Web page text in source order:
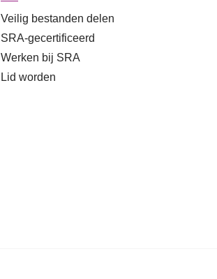
Veilig bestanden delen
SRA-gecertificeerd
Werken bij SRA
Lid worden